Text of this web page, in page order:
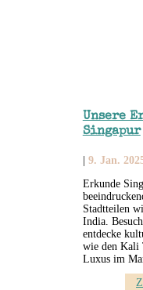
Unsere
Singapur
9. Jan.
Erkunde
Stadtteilen
India.
entdecke
wie den Kali
Luxus im